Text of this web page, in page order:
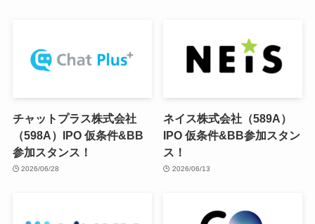
チャットプラス株式会社
（598A）IPO 仮条件&BB
参加スタンス！
2026/06/28
ネイス株式会社（589A）
IPO 仮条件&BB参加スタン
ス！
2026/06/13